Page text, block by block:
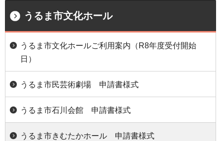
うるま市文化ホール
うるま市文化ホールご利用案内（R8年度受付開始
日）
うるま市民芸術劇場 申請書様式
うるま市石川会館 申請書様式
うるま市きむたかホール 申請書様式